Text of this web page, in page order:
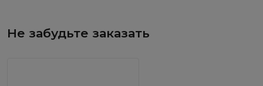
Не забудьте заказать